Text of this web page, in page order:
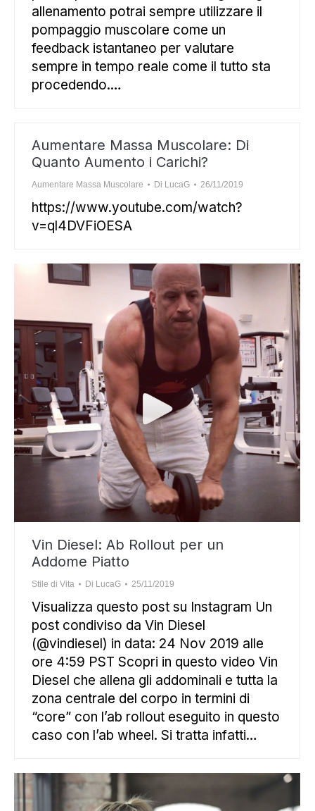
allenamento potrai sempre utilizzare il
pompaggio muscolare come un
feedback istantaneo per valutare
sempre in tempo reale come il tutto sta
procedendo.…
Aumentare Massa Muscolare: Di
Quanto Aumento i Carichi?
Aumentare Massa Muscolare Di LucaG 26/11/2019
https://www.youtube.com/watch?
v=ql4DVFiOESA
Vin Diesel: Ab Rollout per un
Addome Piatto
Stile di Vita Di LucaG 25/11/2019
Visualizza questo post su Instagram Un
post condiviso da Vin Diesel
(@vindiesel) in data: 24 Nov 2019 alle
ore 4:59 PST Scopri in questo video Vin
Diesel che allena gli addominali e tutta la
zona centrale del corpo in termini di
“core” con l’ab rollout eseguito in questo
caso con l’ab wheel. Si tratta infatti…